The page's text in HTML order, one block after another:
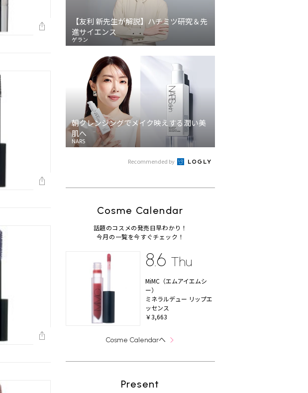
【友利 新先生が解説】ハチミツ研究＆先
進サイエンス
ゲラン
朝クレンジングでメイク映えする潤い美
肌へ
NARS
Recommended by
Cosme Calendar
話題のコスメの発売日早わかり！
今月の一覧を今すぐチェック！
8.6 Thu
MiMC（エムアイエムシ
ー）
ミネラルデュー リップエ
ッセンス
￥3,663
Cosme Calendarへ
Present